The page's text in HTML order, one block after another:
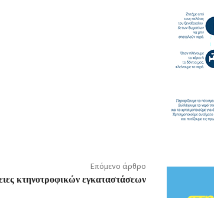
Επόμενο άρθρο
κτηνοτροφικών εγκαταστάσεων